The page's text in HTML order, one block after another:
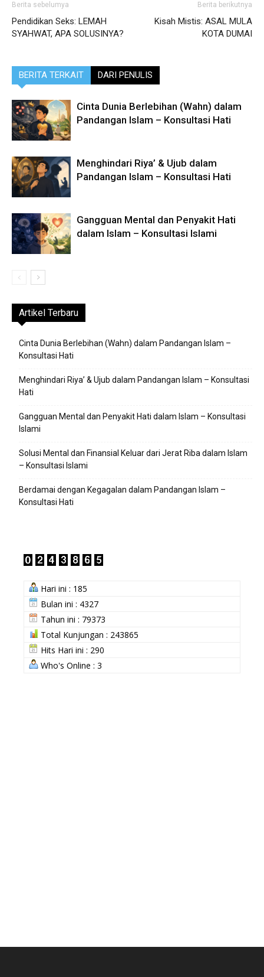
Berita sebelumya
Pendidikan Seks: LEMAH
SYAHWAT, APA SOLUSINYA?
Berita berikutnya
Kisah Mistis: ASAL MULA
KOTA DUMAI
BERITA TERKAIT DARI PENULIS
Cinta Dunia Berlebihan (Wahn) dalam
Pandangan Islam – Konsultasi Hati
Menghindari Riya’ & Ujub dalam
Pandangan Islam – Konsultasi Hati
Gangguan Mental dan Penyakit Hati
dalam Islam – Konsultasi Islami
Artikel Terbaru
Cinta Dunia Berlebihan (Wahn) dalam Pandangan Islam –
Konsultasi Hati
Menghindari Riya’ & Ujub dalam Pandangan Islam – Konsultasi
Hati
Gangguan Mental dan Penyakit Hati dalam Islam – Konsultasi
Islami
Solusi Mental dan Finansial Keluar dari Jerat Riba dalam Islam
– Konsultasi Islami
Berdamai dengan Kegagalan dalam Pandangan Islam –
Konsultasi Hati
Hari ini : 185
Bulan ini : 4327
Tahun ini : 79373
Total Kunjungan : 243865
Hits Hari ini : 290
Who's Online : 3